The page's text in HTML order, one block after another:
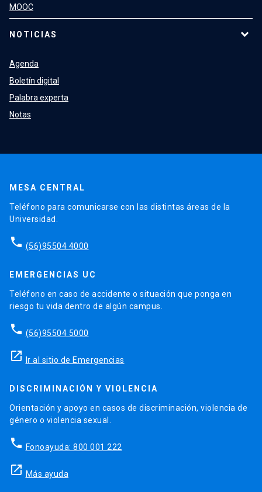
MOOC
NOTICIAS
Agenda
Boletín digital
Palabra experta
Notas
MESA CENTRAL
Teléfono para comunicarse con las distintas áreas de la
Universidad.
phone (56)95504 4000
EMERGENCIAS UC
Teléfono en caso de accidente o situación que ponga en
riesgo tu vida dentro de algún campus.
phone (56)95504 5000
launch Ir al sitio de Emergencias
DISCRIMINACIÓN Y VIOLENCIA
Orientación y apoyo en casos de discriminación, violencia de
género o violencia sexual.
phone Fonoayuda: 800 001 222
launch Más ayuda